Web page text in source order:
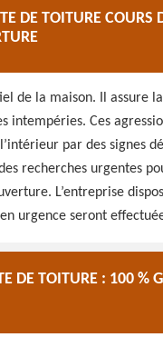
DE TOITURE
de la maison. Il assure
intempéries. Ces
par des signes
recherches urgentes
L’entreprise
urgence seront
DE TOITURE : 100 %